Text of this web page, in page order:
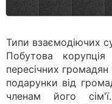
Типи взаємодіючих
Побутова
пересічних громадян
подарунки від
членам його